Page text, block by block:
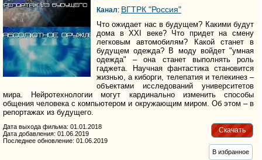
Канал: ВГТРК "Россия"
Что ожидает нас в будущем? Какими будут
дома в XXI веке? Что придет на смену
легковым автомобилям? Какой станет в
будущем одежда? В моду войдет "умная
одежда" – она станет выполнять роль
гаджета. Научная фантастика становится
жизнью, а киборги, телепатия и телекинез –
объектами исследований университетов
мира. Нейротехнологии могут кардинально изменить способы
общения человека с компьютером и окружающим миром. Об этом – в
репортажах из будущего.
Скачать
Дата выхода фильма: 01.01.2018
Дата добавления: 01.06.2019
Последнее обновление: 01.06.2019
В избранное